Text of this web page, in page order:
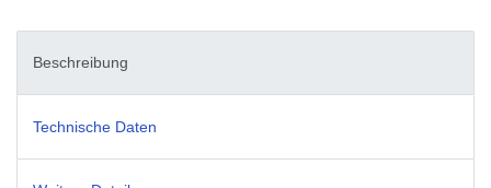
Beschreibung
Technische Daten